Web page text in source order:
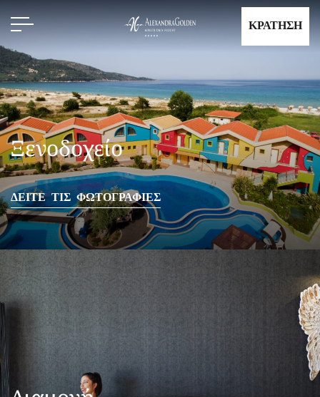
ΚΡΑΤΗΣΗ
Ξενοδοχείο
ΔΕΙΤΕ ΤΙΣ ΦΩΤΟΓΡΑΦΙΕΣ